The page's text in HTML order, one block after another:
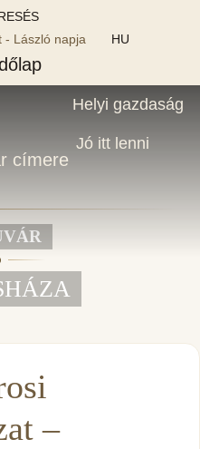
- László napja
HU
Helyi gazdaság
Jó itt lenni
–